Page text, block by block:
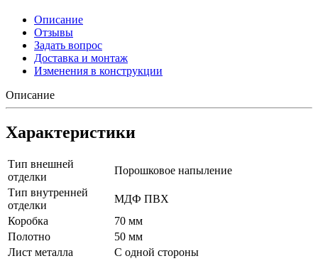
Описание
Отзывы
Задать вопрос
Доставка и монтаж
Изменения в конструкции
Описание
Характеристики
Тип внешней
отделки
Порошковое напыление
Тип внутренней
отделки
МДФ ПВХ
Коробка
70 мм
Полотно
50 мм
Лист металла
С одной стороны